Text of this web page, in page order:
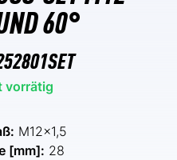
60°
vorrätig
M12x1,5
[mm]: 28